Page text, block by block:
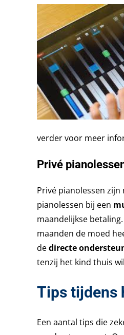
verder voor meer
Privé
Privé pianolessen
pianolessen bij een
maandelijkse
maanden de moed
dedirecte
tenzij het kind thuis
Tips tijdens
Een aantal tips die